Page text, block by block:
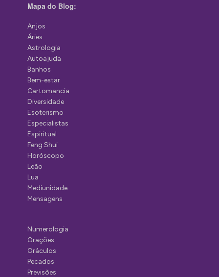
Mapa do Blog:
Anjos
Áries
Astrologia
Autoajuda
Banhos
Bem-estar
Cartomancia
Diversidade
Esoterismo
Especialistas
Espiritual
Feng Shui
Horóscopo
Leão
Lua
Mediunidade
Mensagens
Numerologia
Orações
Oráculos
Pecados
Previsões